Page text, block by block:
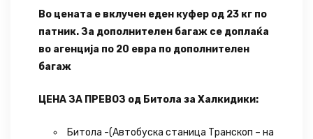
Во цената е вклучен еден куфер од 23 кг по
патник. За дополнителен багаж се доплаќа
во агенција по 20 евра по дополнителен
багаж
ЦЕНА ЗА ПРЕВОЗ од Битола за Халкидики:
Битола -(Автобуска станица Транскоп – на